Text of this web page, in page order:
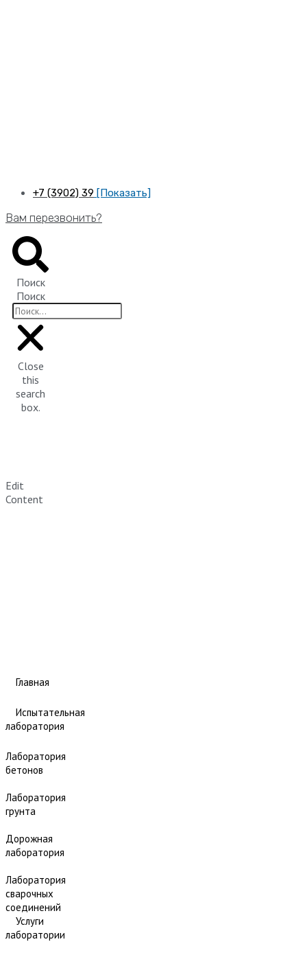
+7 (3902) 39 [Показать]
Вам перезвонить?
Поиск
Поиск
Close
this
search
box.
Edit
Content
Главная
Испытательная
лаборатория
Лаборатория
бетонов
Лаборатория
грунта
Дорожная
лаборатория
Лаборатория
сварочных
соединений
Услуги
лаборатории